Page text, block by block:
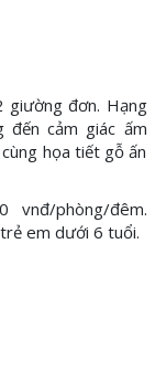
giường đơn. Hạng
đến cảm giác ấm
họa tiết gỗ ấn
vnđ/phòng/đêm.
em dưới 6 tuổi.